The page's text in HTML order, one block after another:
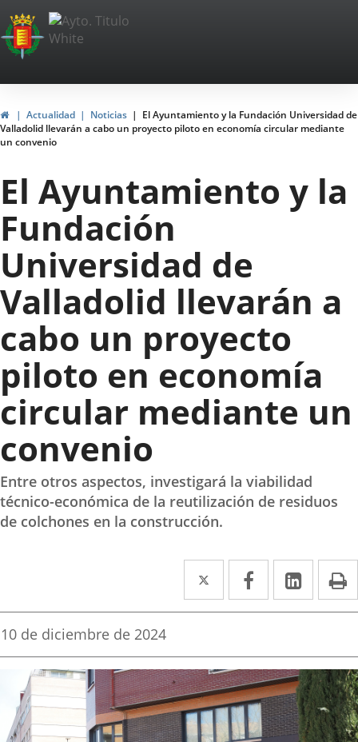
Jump to content
Portal
Web
del
Ayuntamiento
de
Valladolid
HomeActualidad Noticias
El Ayuntamiento y la Fundación Universidad de
Valladolid llevarán a cabo un proyecto piloto en economía circular mediante
un convenio
El Ayuntamiento y la
Fundación
Universidad de
Valladolid llevarán a
cabo un proyecto
piloto en economía
circular mediante un
convenio
Entre otros aspectos, investigará la viabilidad
técnico-económica de la reutilización de residuos
de colchones en la construcción.
Twitter
Enlace
a
aplicación
externa.
Facebook
Enlace
a
aplicación
externa.
Enlace
a
Fecha
la
noticia
10 de diciembre de 2024